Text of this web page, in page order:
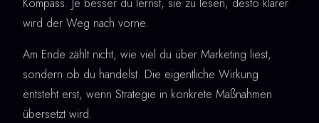
wird der Weg nach vorne.
Am Ende zählt nicht, wie viel du über Marketing liest,
sondern ob du handelst. Die eigentliche Wirkung
entsteht erst, wenn Strategie in konkrete Maßnahmen
übersetzt wird.